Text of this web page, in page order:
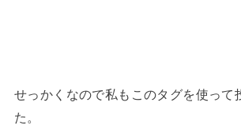
せっかくなので私もこのタグを使って
た。